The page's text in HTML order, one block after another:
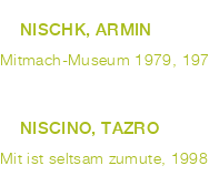
NISCHK, ARMIN
Mitmach-Museum 1979,
NISCINO, TAZRO
Mit ist seltsam zumute, 1998